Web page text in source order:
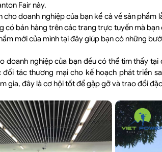
Fair này.
cho doanh nghiệp của bạn kể cả về sản phẩm
có bán hàng trên các trang trực tuyến mà
mới của mình tại đây giúp bạn có những
doanh nghiệp của bạn đều có thể tìm thấy
tác thương mại cho kế hoạch phát triển
gia, đây là cơ hội tốt để gặp gỡ và trao đổi